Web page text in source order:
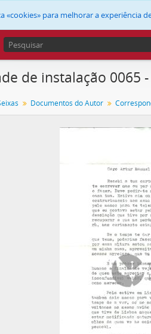
«cookies» para melhorar a experiência
de instalação 0065
Documentos do Autor